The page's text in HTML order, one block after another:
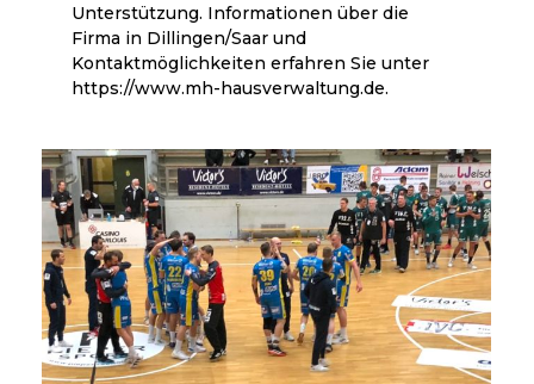
Unterstützung. Informationen über die
Firma in Dillingen/Saar und
Kontaktmöglichkeiten erfahren Sie unter
https://www.mh-hausverwaltung.de.